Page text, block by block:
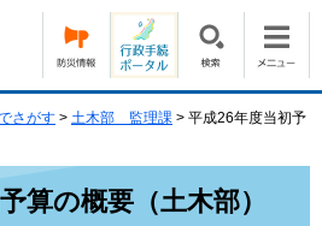
さがす > 土木部 監理課 > 平成26年度当初予
算の概要（土木部）